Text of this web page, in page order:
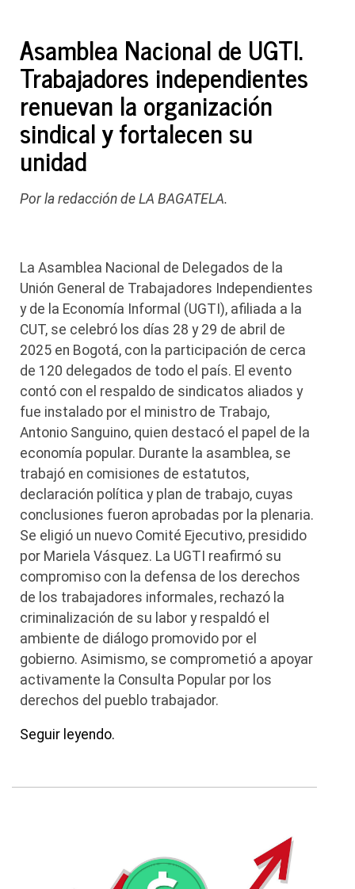
Asamblea Nacional de UGTI.
Trabajadores independientes
renuevan la organización
sindical y fortalecen su
unidad
Por la redacción de LA BAGATELA.
La Asamblea Nacional de Delegados de la
Unión General de Trabajadores Independientes
y de la Economía Informal (UGTI), afiliada a la
CUT, se celebró los días 28 y 29 de abril de
2025 en Bogotá, con la participación de cerca
de 120 delegados de todo el país. El evento
contó con el respaldo de sindicatos aliados y
fue instalado por el ministro de Trabajo,
Antonio Sanguino, quien destacó el papel de la
economía popular. Durante la asamblea, se
trabajó en comisiones de estatutos,
declaración política y plan de trabajo, cuyas
conclusiones fueron aprobadas por la plenaria.
Se eligió un nuevo Comité Ejecutivo, presidido
por Mariela Vásquez. La UGTI reafirmó su
compromiso con la defensa de los derechos
de los trabajadores informales, rechazó la
criminalización de su labor y respaldó el
ambiente de diálogo promovido por el
gobierno. Asimismo, se comprometió a apoyar
activamente la Consulta Popular por los
derechos del pueblo trabajador.
Seguir leyendo.